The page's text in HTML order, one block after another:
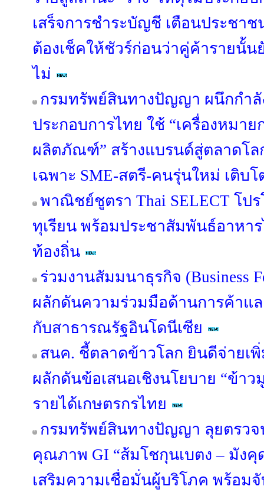
เสร็จการชำระบัญชี เตือนประชา
ต้องเช็คให้ชัวร์ก่อนว่าคู่ค้ารายนั้น
ไม่
กรมทรัพย์สินทางปัญญา ผนึกกำลั
ประกอบการไทย ใช้ “เครื่องหมา
ผลิตภัณฑ์” สร้างแบรนด์สู่ตลาดโ
เฉพาะ SME-สตรี-คนรุ่นใหม่ เติบ
พาณิชย์ชูตรา Thai SELECT โป
ทุเรียน พร้อมประชาสัมพันธ์อาหา
ท้องถิ่น
ร่วมงานสัมมนาธุรกิจ (Business
ผลักดันความร่วมมือด้านการค้าแ
กับสาธารณรัฐอินโดนีเซีย
สนค. ชี้ตลาดข้าวโลก ยินดีจ่ายเ
ผลักดันข้อเสนอเชิงนโยบาย “ข้าว
รายได้เกษตรกรไทย
กรมทรัพย์สินทางปัญญา ลุยตรวจ
คุณภาพ GI “ส้มโชกุนเบตง – มังคุ
เสริมความเชื่อมั่นผู้บริโภค พร้อม